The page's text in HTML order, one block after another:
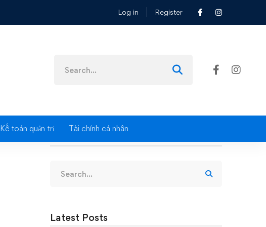
Log in Register
for:
Kế toán quản trị Tài chính cá nhân
for:
Latest Posts